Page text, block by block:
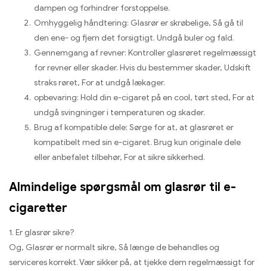
dampen og forhindrer forstoppelse.
Omhyggelig håndtering: Glasrør er skrøbelige, Så gå til
den ene- og fjern det forsigtigt. Undgå buler og fald.
Gennemgang af revner: Kontroller glasrøret regelmæssigt
for revner eller skader. Hvis du bestemmer skader, Udskift
straks røret, For at undgå lækager.
opbevaring: Hold din e-cigaret på en cool, tørt sted, For at
undgå svingninger i temperaturen og skader.
Brug af kompatible dele: Sørge for at, at glasrøret er
kompatibelt med sin e-cigaret. Brug kun originale dele
eller anbefalet tilbehør, For at sikre sikkerhed.
Almindelige spørgsmål om glasrør til e-
cigaretter
1. Er glasrør sikre?
Og, Glasrør er normalt sikre, Så længe de behandles og
serviceres korrekt. Vær sikker på, at tjekke dem regelmæssigt for